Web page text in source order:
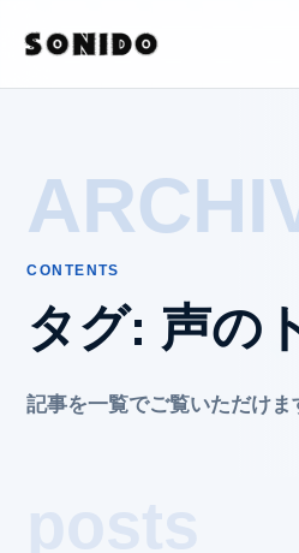
CONTENTS
タグ: 声の
記事を一覧でご覧いただけま